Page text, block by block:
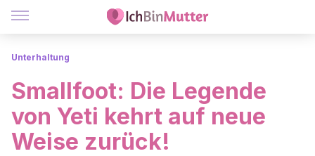
Unterhaltung
Smallfoot: Die Legende
von Yeti kehrt auf neue
Weise zurück!